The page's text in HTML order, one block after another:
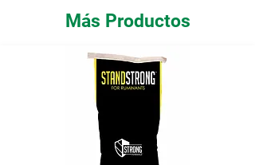
Más Productos